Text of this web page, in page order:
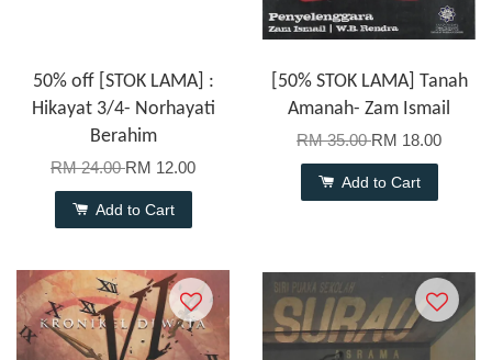
50% off [STOK LAMA] :
Hikayat 3/4- Norhayati
Berahim
RM 24.00RM 12.00
Add to Cart
[50% STOK LAMA] Tanah
Amanah- Zam Ismail
RM 35.00RM 18.00
Add to Cart